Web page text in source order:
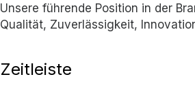
Unsere führende Position in der
Qualität, Zuverlässigkeit,
Zeitleiste